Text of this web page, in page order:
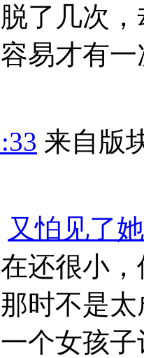
了几次
易才有
来自版
又怕见了
还很小，
时不是
个女孩